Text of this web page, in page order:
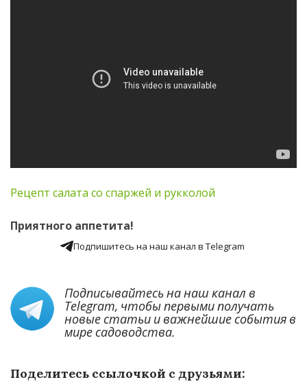
Рецепт салата со спаржей и рукколой
Приятного аппетита!
Подпишитесь на наш канал в Telegram
Подписывайтесь на наш канал в
Telegram, чтобы первыми получать
новые статьи и важнейшие события в
мире садоводства.
Поделитесь ссылочкой с друзьями: